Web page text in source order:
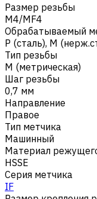
Размер резьбы
M4/MF4
Обрабатываемый
Р (сталь), M
Тип резьбы
M (метрическая)
Шаг резьбы
0,7 мм
Направление
Правое
Тип метчика
Машинный
Материал
HSSE
Серия метчика
IF